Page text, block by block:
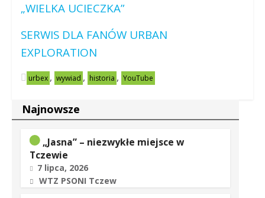
„WIELKA UCIECZKA”
SERWIS DLA FANÓW URBAN
EXPLORATION
urbex , wywiad , historia , YouTube
Najnowsze
„Jasna” – niezwykłe miejsce w
Tczewie
7 lipca, 2026
WTZ PSONI Tczew